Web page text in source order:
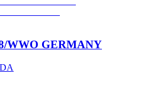
WWO GERMANY